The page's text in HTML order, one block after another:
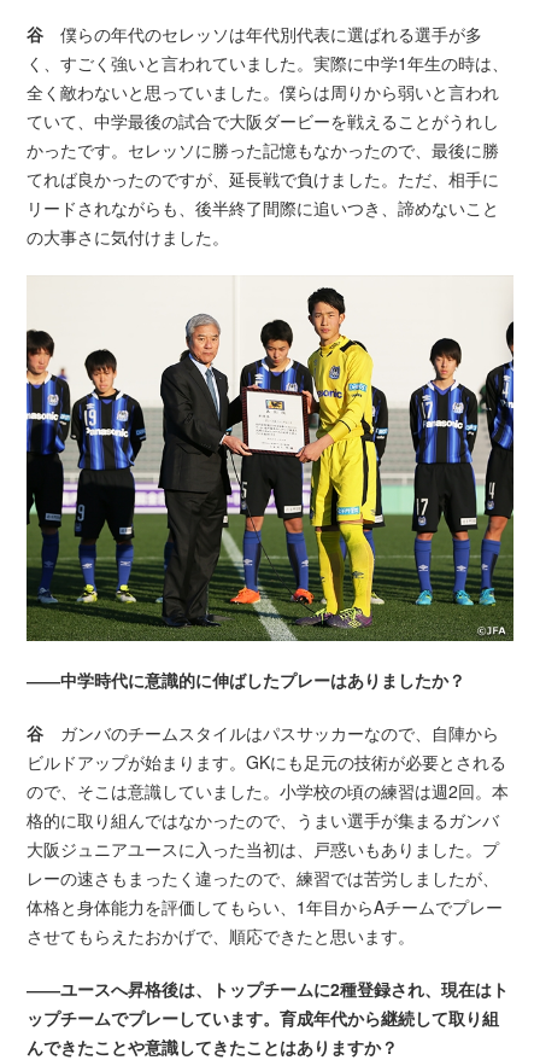
谷 僕らの年代のセレッソは年代別代表に選ばれる選手が多
く、すごく強いと言われていました。実際に中学1年生の時は、
全く敵わないと思っていました。僕らは周りから弱いと言われ
ていて、中学最後の試合で大阪ダービーを戦えることがうれし
かったです。セレッソに勝った記憶もなかったので、最後に勝
てれば良かったのですが、延長戦で負けました。ただ、相手に
リードされながらも、後半終了間際に追いつき、諦めないこと
の大事さに気付けました。
――中学時代に意識的に伸ばしたプレーはありましたか？
谷 ガンバのチームスタイルはパスサッカーなので、自陣から
ビルドアップが始まります。GKにも足元の技術が必要とされる
ので、そこは意識していました。小学校の頃の練習は週2回。本
格的に取り組んではなかったので、うまい選手が集まるガンバ
大阪ジュニアユースに入った当初は、戸惑いもありました。プ
レーの速さもまったく違ったので、練習では苦労しましたが、
体格と身体能力を評価してもらい、1年目からAチームでプレー
させてもらえたおかげで、順応できたと思います。
――ユースへ昇格後は、トップチームに2種登録され、現在はト
ップチームでプレーしています。育成年代から継続して取り組
んできたことや意識してきたことはありますか？